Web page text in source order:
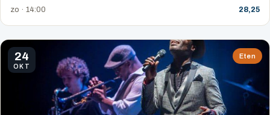
zo · 14:00 28,25
24
OKT
Eten